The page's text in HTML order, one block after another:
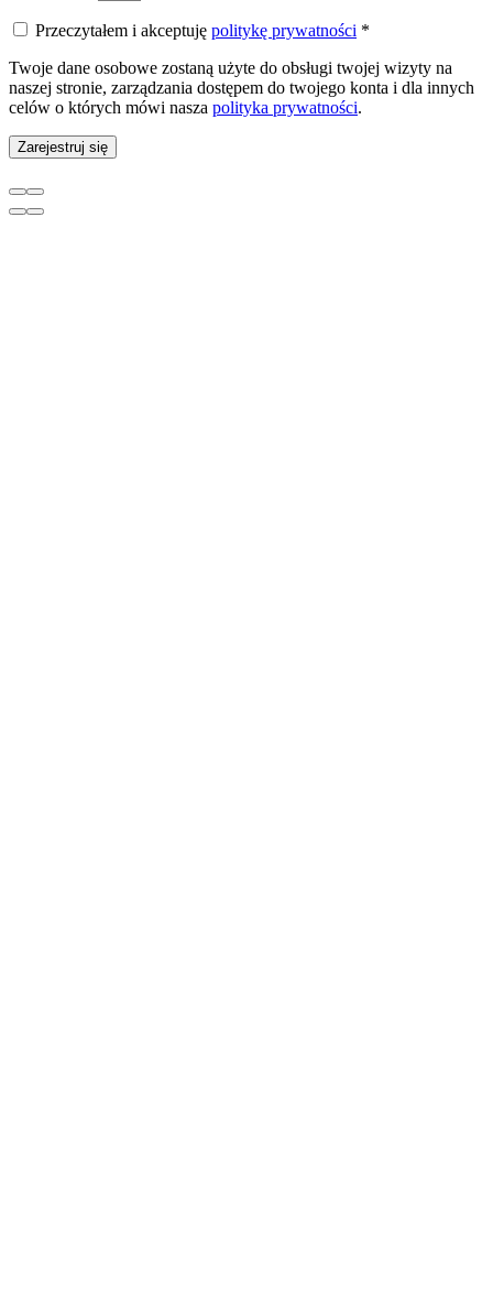
Przeczytałem i akceptuję politykę prywatności *
Twoje dane osobowe zostaną użyte do obsługi twojej wizyty na
naszej stronie, zarządzania dostępem do twojego konta i dla innych
celów o których mówi nasza polityka prywatności.
Zarejestruj się